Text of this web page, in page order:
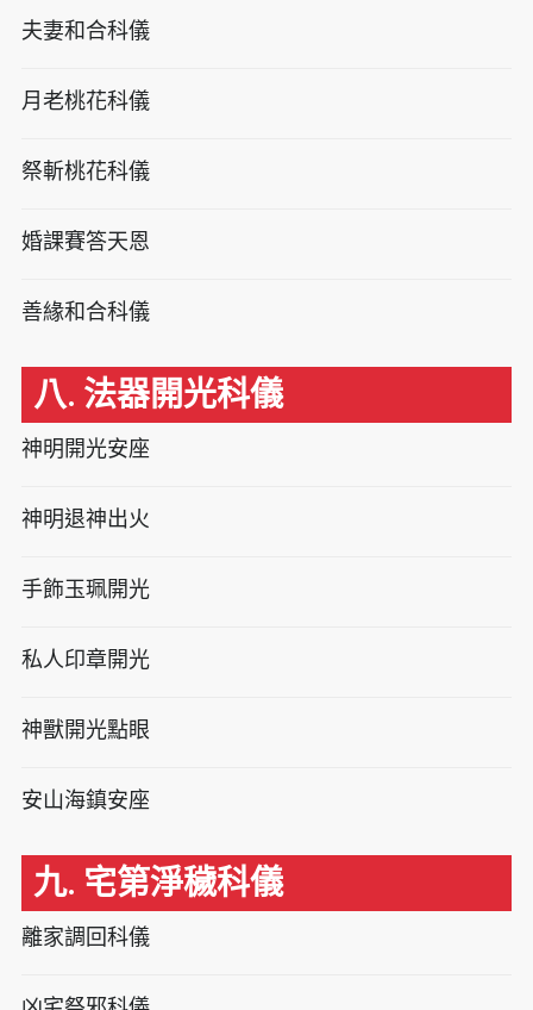
夫妻和合科儀
月老桃花科儀
祭斬桃花科儀
婚課賽答天恩
善緣和合科儀
八. 法器開光科儀
神明開光安座
神明退神出火
手飾玉珮開光
私人印章開光
神獸開光點眼
安山海鎮安座
九. 宅第淨穢科儀
離家調回科儀